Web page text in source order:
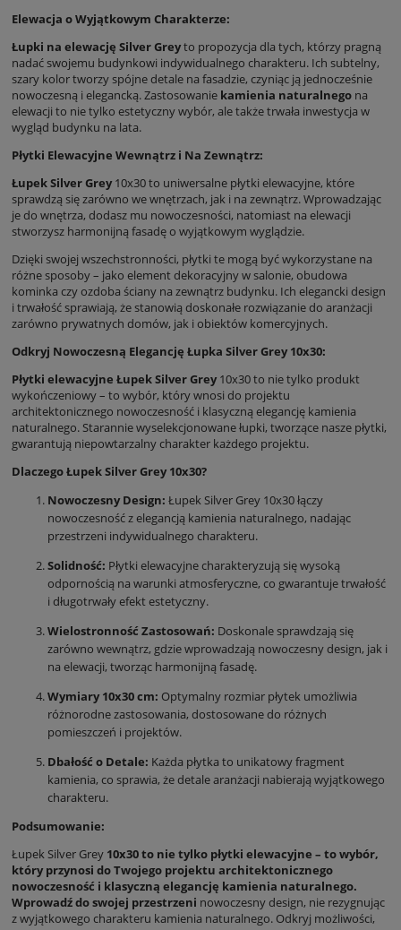
Elewacja o Wyjątkowym Charakterze:
Łupki na elewację Silver Greyto propozycja dla tych, którzy pragną
nadać swojemu budynkowi indywidualnego charakteru. Ich subtelny,
szary kolor tworzy spójne detale na fasadzie, czyniąc ją jednocześnie
nowoczesną i elegancką. Zastosowanie kamienia naturalnego na
elewacji to nie tylko estetyczny wybór, ale także trwała inwestycja w
wygląd budynku na lata.
Płytki Elewacyjne Wewnątrz i Na Zewnątrz:
Łupek Silver Grey 10x30 to uniwersalne płytki elewacyjne, które
sprawdzą się zarówno we wnętrzach, jak i na zewnątrz. Wprowadzając
je do wnętrza, dodasz mu nowoczesności, natomiast na elewacji
stworzysz harmonijną fasadę o wyjątkowym wyglądzie.
Dzięki swojej wszechstronności, płytki te mogą być wykorzystane na
różne sposoby – jako element dekoracyjny w salonie, obudowa
kominka czy ozdoba ściany na zewnątrz budynku. Ich elegancki design
i trwałość sprawiają, że stanowią doskonałe rozwiązanie do aranżacji
zarówno prywatnych domów, jak i obiektów komercyjnych.
Odkryj Nowoczesną Elegancję Łupka Silver Grey 10x30:
Płytki elewacyjne Łupek Silver Grey 10x30 to nie tylko produkt
wykończeniowy – to wybór, który wnosi do projektu
architektonicznego nowoczesność i klasyczną elegancję kamienia
naturalnego. Starannie wyselekcjonowane łupki, tworzące nasze płytki,
gwarantują niepowtarzalny charakter każdego projektu.
Dlaczego Łupek Silver Grey 10x30?
Nowoczesny Design: Łupek Silver Grey 10x30 łączy
nowoczesność z elegancją kamienia naturalnego, nadając
przestrzeni indywidualnego charakteru.
Solidność: Płytki elewacyjne charakteryzują się wysoką
odpornością na warunki atmosferyczne, co gwarantuje trwałość
i długotrwały efekt estetyczny.
Wielostronność Zastosowań: Doskonale sprawdzają się
zarówno wewnątrz, gdzie wprowadzają nowoczesny design, jak i
na elewacji, tworząc harmonijną fasadę.
Wymiary 10x30 cm: Optymalny rozmiar płytek umożliwia
różnorodne zastosowania, dostosowane do różnych
pomieszczeń i projektów.
Dbałość o Detale: Każda płytka to unikatowy fragment
kamienia, co sprawia, że detale aranżacji nabierają wyjątkowego
charakteru.
Podsumowanie:
Łupek Silver Grey 10x30 to nie tylko płytki elewacyjne – to wybór,
który przynosi do Twojego projektu architektonicznego
nowoczesność i klasyczną elegancję kamienia naturalnego.
Wprowadź do swojej przestrzeni nowoczesny design, nie rezygnując
z wyjątkowego charakteru kamienia naturalnego. Odkryj możliwości,